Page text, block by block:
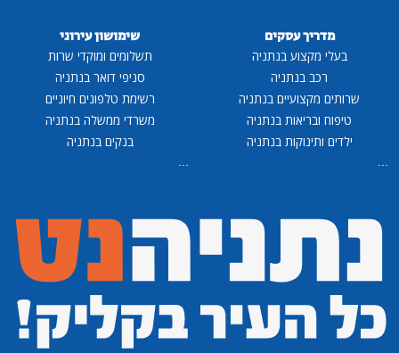
מדריך עסקים
בעלי מקצוע בנתניה
רכב בנתניה
שרותים מקצועיים בנתניה
טיפוח ובריאות בנתניה
ילדים ותינוקות בנתניה
...
שימושון עירוני
תשלומים ומוקדי שרות
סניפי דואר בנתניה
רשימת טלפונים חיוניים
משרדי ממשלה בנתניה
בנקים בנתניה
...